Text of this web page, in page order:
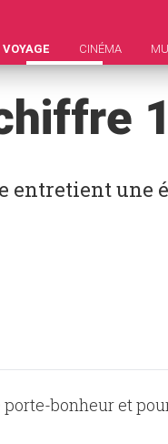
VOYAGE CINÉMA
entretient une
bonheur et